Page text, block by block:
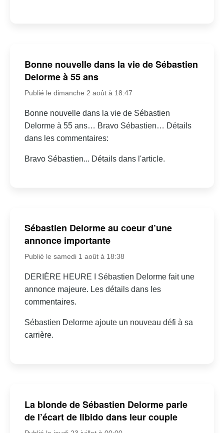
Bonne nouvelle dans la vie de Sébastien
Delorme à 55 ans
Publié le dimanche 2 août à 18:47
Bonne nouvelle dans la vie de Sébastien
Delorme à 55 ans… Bravo Sébastien… Détails
dans les commentaires:
Bravo Sébastien... Détails dans l'article.
Sébastien Delorme au coeur d’une
annonce importante
Publié le samedi 1 août à 18:38
DERIÈRE HEURE I Sébastien Delorme fait une
annonce majeure. Les détails dans les
commentaires.
Sébastien Delorme ajoute un nouveau défi à sa
carrière.
La blonde de Sébastien Delorme parle
de l’écart de libido dans leur couple